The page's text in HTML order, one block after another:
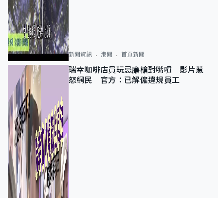
新聞資訊 港聞 首頁新聞
瑞幸咖啡店員玩忌廉槍對嘴噴 影片惹
怒網民 官方：已解僱違規員工